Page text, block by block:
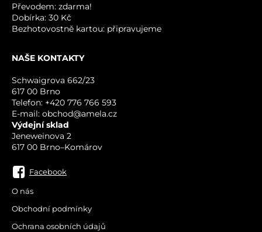
Převodem: zdarma!
Dobírka: 30 Kč
Bezhotovostně kartou: připravujeme
NAŠE KONTAKTY
Schwaigrova 662/23
617 00 Brno
Telefon: +420 776 766 593
E-mail: obchod@amela.cz
Výdejní sklad
Jeneweinova 2
617 00 Brno–Komárov
Facebook
O nás
Obchodní podmínky
Ochrana osobních údajů